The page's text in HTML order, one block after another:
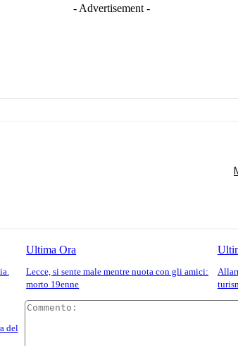
- Advertisement -
Ultima Ora
Lecce, si sente male mentre nuota con gli amici:
morto 19enne
del